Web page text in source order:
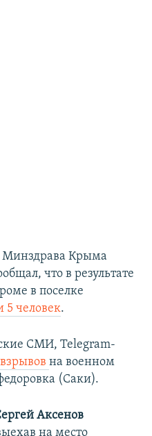
Минздрава Крыма
что в результате
в поселке
5 человек.
СМИ, Telegram-
на военном
(Саки).
Аксенов
на место